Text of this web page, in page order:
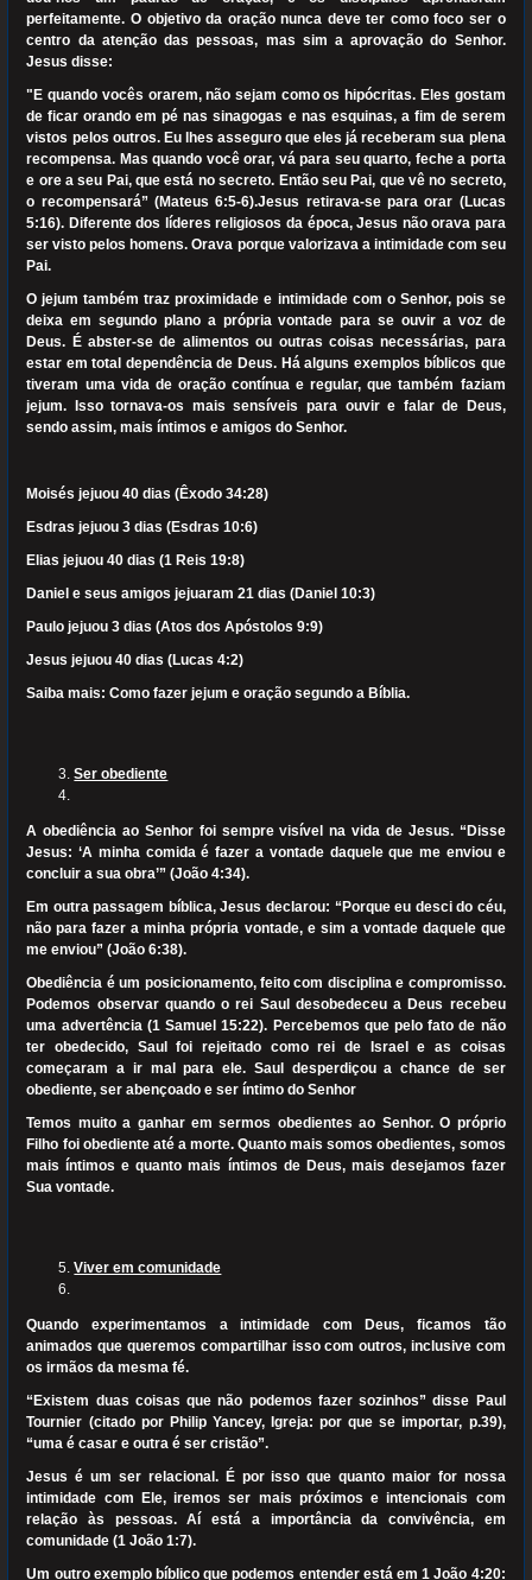
perfeitamente. O objetivo da oração nunca deve ter como foco ser o
centro da atenção das pessoas, mas sim a aprovação do Senhor.
Jesus disse:
"E quando vocês orarem, não sejam como os hipócritas. Eles gostam
de ficar orando em pé nas sinagogas e nas esquinas, a fim de serem
vistos pelos outros. Eu lhes asseguro que eles já receberam sua plena
recompensa. Mas quando você orar, vá para seu quarto, feche a porta
e ore a seu Pai, que está no secreto. Então seu Pai, que vê no secreto,
o recompensará” (Mateus 6:5-6).Jesus retirava-se para orar (Lucas
5:16). Diferente dos líderes religiosos da época, Jesus não orava para
ser visto pelos homens. Orava porque valorizava a intimidade com seu
Pai.
O jejum também traz proximidade e intimidade com o Senhor, pois se
deixa em segundo plano a própria vontade para se ouvir a voz de
Deus. É abster-se de alimentos ou outras coisas necessárias, para
estar em total dependência de Deus. Há alguns exemplos bíblicos que
tiveram uma vida de oração contínua e regular, que também faziam
jejum. Isso tornava-os mais sensíveis para ouvir e falar de Deus,
sendo assim, mais íntimos e amigos do Senhor.
Moisés jejuou 40 dias (Êxodo 34:28)
Esdras jejuou 3 dias (Esdras 10:6)
Elias jejuou 40 dias (1 Reis 19:8)
Daniel e seus amigos jejuaram 21 dias (Daniel 10:3)
Paulo jejuou 3 dias (Atos dos Apóstolos 9:9)
Jesus jejuou 40 dias (Lucas 4:2)
Saiba mais: Como fazer jejum e oração segundo a Bíblia.
Ser obediente
A obediência ao Senhor foi sempre visível na vida de Jesus. “Disse
Jesus: ‘A minha comida é fazer a vontade daquele que me enviou e
concluir a sua obra’” (João 4:34).
Em outra passagem bíblica, Jesus declarou: “Porque eu desci do céu,
não para fazer a minha própria vontade, e sim a vontade daquele que
me enviou” (João 6:38).
Obediência é um posicionamento, feito com disciplina e compromisso.
Podemos observar quando o rei Saul desobedeceu a Deus recebeu
uma advertência (1 Samuel 15:22). Percebemos que pelo fato de não
ter obedecido, Saul foi rejeitado como rei de Israel e as coisas
começaram a ir mal para ele. Saul desperdiçou a chance de ser
obediente, ser abençoado e ser íntimo do Senhor
Temos muito a ganhar em sermos obedientes ao Senhor. O próprio
Filho foi obediente até a morte. Quanto mais somos obedientes, somos
mais íntimos e quanto mais íntimos de Deus, mais desejamos fazer
Sua vontade.
Viver em comunidade
Quando experimentamos a intimidade com Deus, ficamos tão
animados que queremos compartilhar isso com outros, inclusive com
os irmãos da mesma fé.
“Existem duas coisas que não podemos fazer sozinhos” disse Paul
Tournier (citado por Philip Yancey, Igreja: por que se importar, p.39),
“uma é casar e outra é ser cristão”.
Jesus é um ser relacional. É por isso que quanto maior for nossa
intimidade com Ele, iremos ser mais próximos e intencionais com
relação às pessoas. Aí está a importância da convivência, em
comunidade (1 João 1:7).
Um outro exemplo bíblico que podemos entender está em 1 João 4:20: